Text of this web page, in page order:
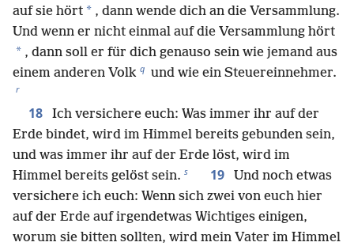
auf sie hört * , dann wende dich an die Versammlung.
Und wenn er nicht einmal auf die Versammlung hört
* , dann soll er für dich genauso sein wie jemand aus
einem anderen Volk q und wie ein Steuereinnehmer.
r
18
Ich versichere euch: Was immer ihr auf der
Erde bindet, wird im Himmel bereits gebunden sein,
und was immer ihr auf der Erde löst, wird im
Himmel bereits gelöst sein. s 19
Und noch etwas
versichere ich euch: Wenn sich zwei von euch hier
auf der Erde auf irgendetwas Wichtiges einigen,
worum sie bitten sollten, wird mein Vater im Himmel